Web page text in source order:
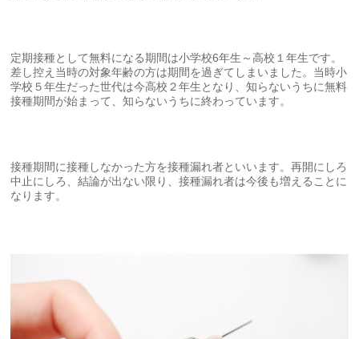
定期接種として無料になる期間は小学校6年生～高校１年生です。
差し控え当時の対象年齢の方は期間を過ぎてしまいました。当時小
学校５年生だった世代は今高校２年生となり、知らないうちに無料
接種期間が始まって、知らないうちに終わっています。
接種期間に接種しなかった方を接種漏れ者といいます。再開にしろ
中止にしろ、結論が出ない限り、接種漏れ者は今後も増えることに
なります。